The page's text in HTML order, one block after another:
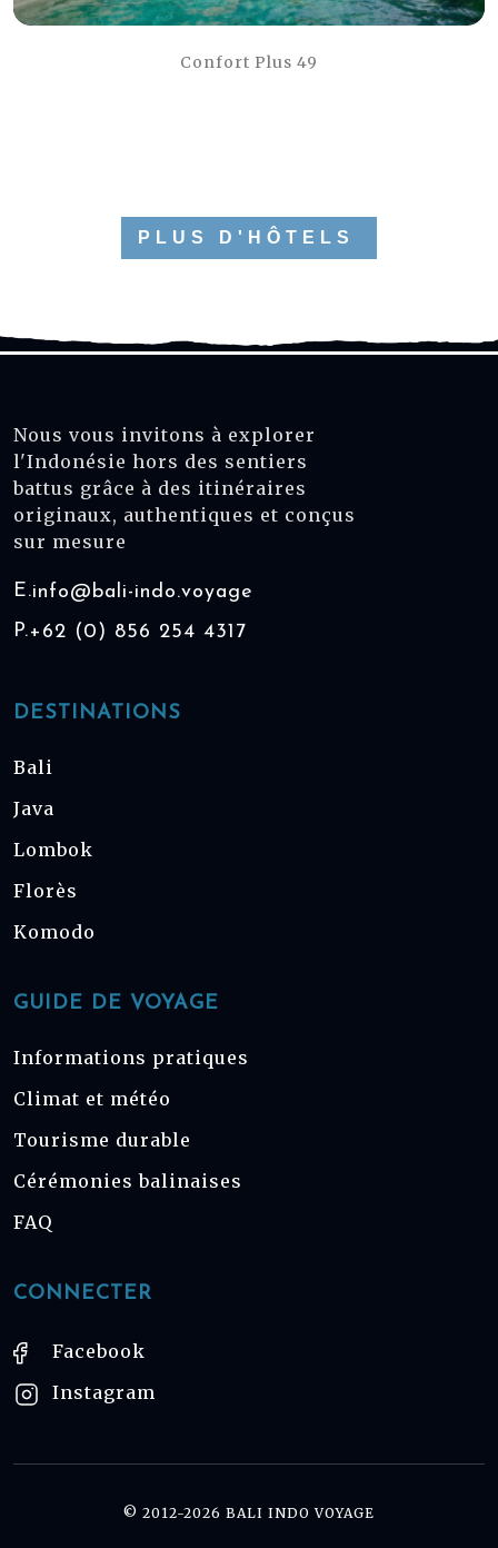
Confort Plus 49
PLUS D'HÔTELS
Nous vous invitons à explorer
l'Indonésie hors des sentiers
battus grâce à des itinéraires
originaux, authentiques et conçus
sur mesure
E.info@bali-indo.voyage
P.+62 (0) 856 254 4317
DESTINATIONS
Bali
Java
Lombok
Florès
Komodo
GUIDE DE VOYAGE
Informations pratiques
Climat et météo
Tourisme durable
Cérémonies balinaises
FAQ
CONNECTER
Facebook
Instagram
© 2012-2026 BALI INDO VOYAGE